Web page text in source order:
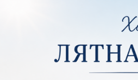
Дизайнерски хартии - 15.20 x 30.50 см.
Дизайнерски хартии - други